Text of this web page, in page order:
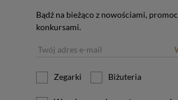
Bądź na bieżąco z nowościami,
konkursami.
Zegarki Biżuteria